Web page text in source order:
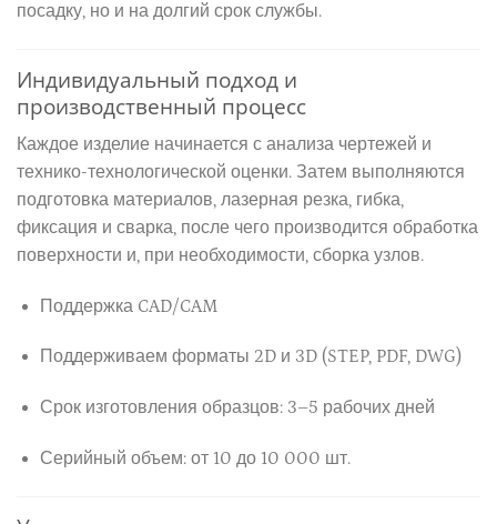
посадку, но и на долгий срок службы.
Индивидуальный подход и
производственный процесс
Каждое изделие начинается с анализа чертежей и
технико-технологической оценки. Затем выполняются
подготовка материалов, лазерная резка, гибка,
фиксация и сварка, после чего производится обработка
поверхности и, при необходимости, сборка узлов.
Поддержка CAD/CAM
Поддерживаем форматы 2D и 3D (STEP, PDF, DWG)
Срок изготовления образцов: 3–5 рабочих дней
Серийный объем: от 10 до 10 000 шт.